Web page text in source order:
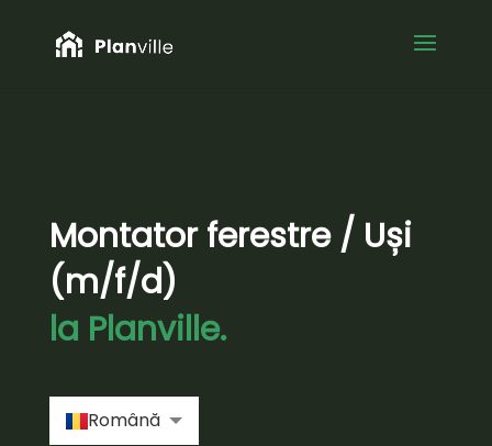
Montator ferestre / Uși
(m/f/d)
la Planville.
Română